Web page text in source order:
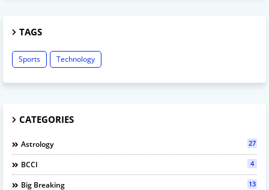
TAGS
Sports Technology
CATEGORIES
Astrology 27
BCCI 4
Big Breaking 13